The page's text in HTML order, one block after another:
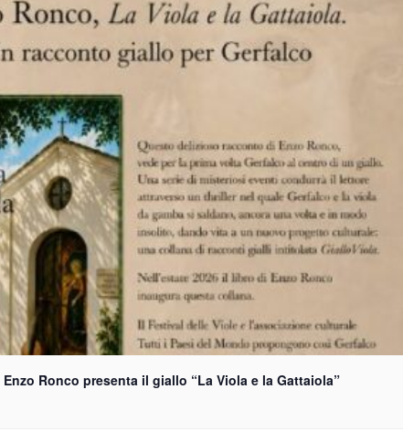
Ronco presenta il giallo “La Viola e la Gattaiola”